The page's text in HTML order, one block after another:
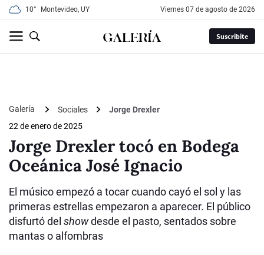
10° Montevideo, UY viernes 07 de agosto de 2026
Suscribite
Galería Sociales
Jorge Drexler
22 de enero de 2025
Jorge Drexler tocó en Bodega
Oceánica José Ignacio
El músico empezó a tocar cuando cayó el sol y las
primeras estrellas empezaron a aparecer. El público
disfurtó del showdesde el pasto, sentados sobre
mantas o alfombras